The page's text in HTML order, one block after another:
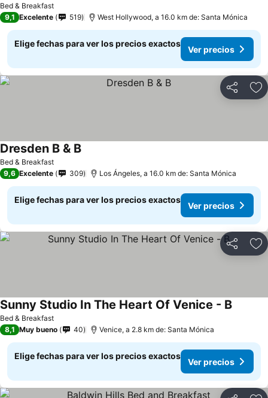
Bed & Breakfast
9,1 Excelente 519 West Hollywood, a 16.0 km de: Santa Mónica
Elige fechas para ver los precios exactos
Ver precios
Compartir
Bed & Breakfast
Dresden B & B
9,6 Excelente 309 Los Ángeles, a 16.0 km de: Santa Mónica
Elige fechas para ver los precios exactos
Ver precios
Compartir
Bed & Breakfast
Sunny Studio In The Heart Of Venice - B
8,1 Muy bueno 40 Venice, a 2.8 km de: Santa Mónica
Elige fechas para ver los precios exactos
Ver precios